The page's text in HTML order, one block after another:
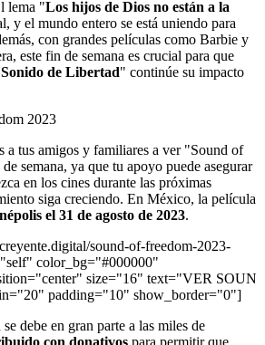
lema "Los hijos de Dios no están a la
y el mundo entero se está uniendo para
con grandes películas como Barbie y
este fin de semana es crucial para que
de Libertad" continúe su impacto
a tus amigos y familiares a ver "Sound of
semana, ya que tu apoyo puede asegurar
en los cines durante las próximas
siga creciendo. En México, la película
el 31 de agosto de 2023.
sound-of-freedom-2023-
color_bg="#000000"
size="16" text="VER SOUN
padding="10" show_border="0"]
debe en gran parte a las miles de
con donativos para permitir que